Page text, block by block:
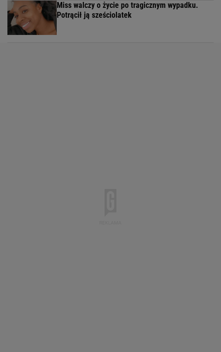
Miss walczy o życie po tragicznym wypadku.
Potrącił ją sześciolatek